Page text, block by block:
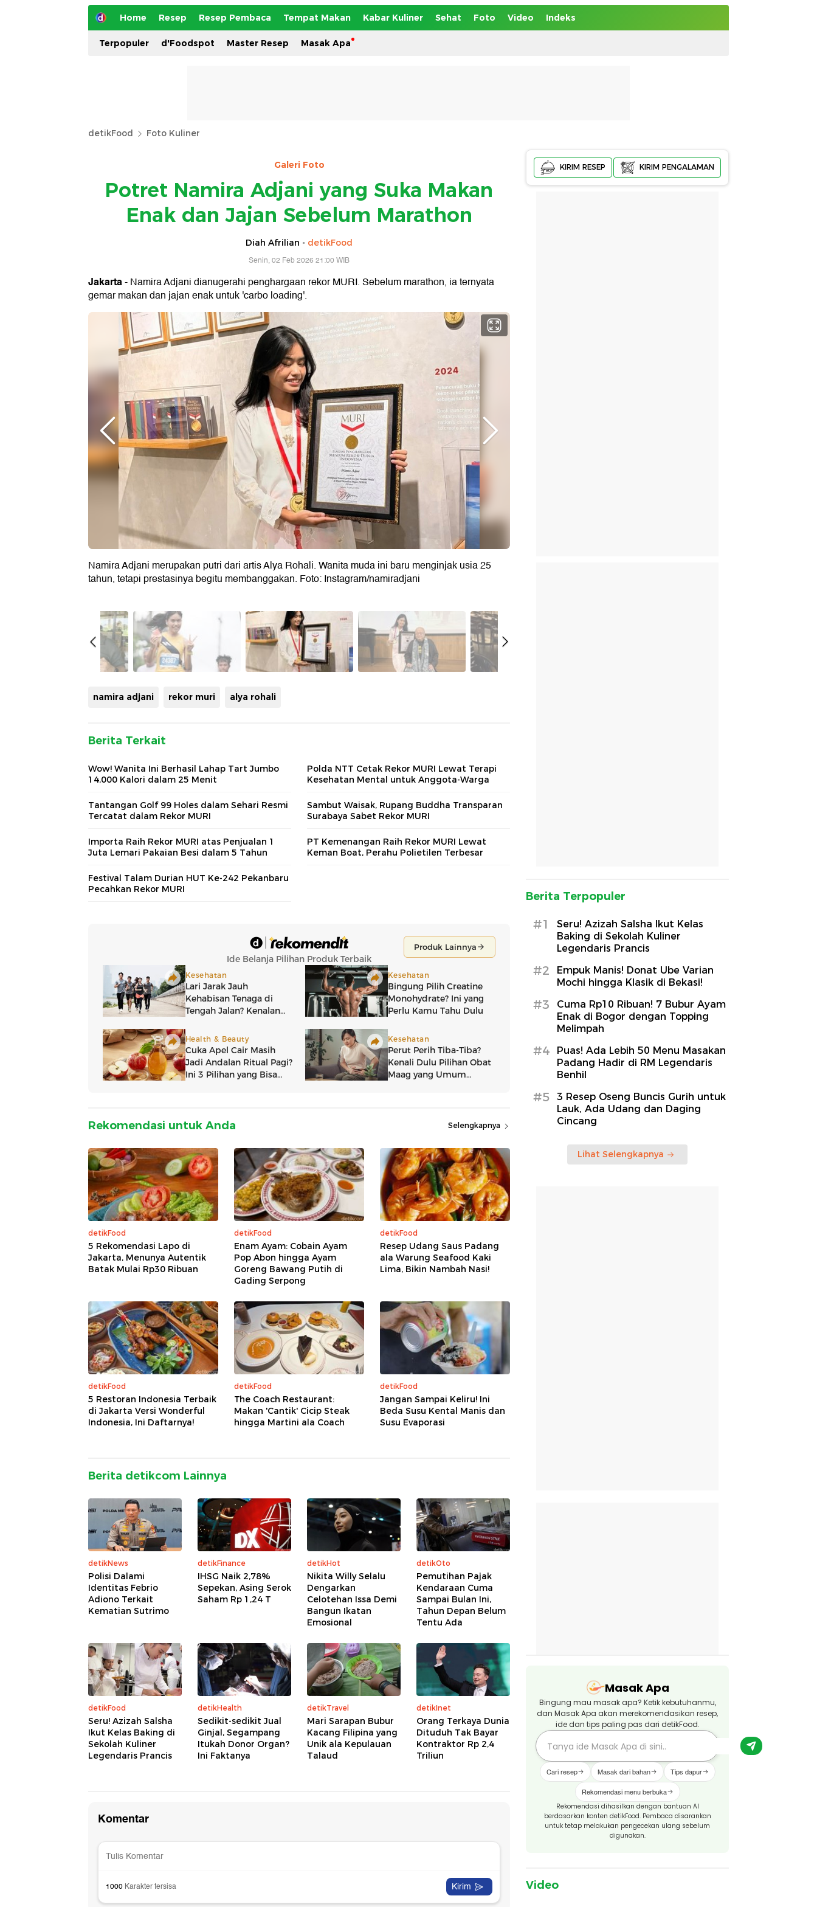
Home Resep Resep Pembaca Tempat Makan Kabar Kuliner Sehat Foto Video Indeks
Terpopuler d'Foodspot Master Resep Masak Apa
detikFood Foto Kuliner
Galeri Foto
Potret Namira Adjani yang Suka Makan
Enak dan Jajan Sebelum Marathon
Diah Afrilian - detikFood
Senin, 02 Feb 2026 21:00 WIB
Jakarta- Namira Adjani dianugerahi penghargaan rekor MURI. Sebelum marathon, ia ternyata
gemar makan dan jajan enak untuk 'carbo loading'.
Namira Adjani merupakan putri dari artis Alya Rohali. Wanita muda ini baru menginjak usia 25
tahun, tetapi prestasinya begitu membanggakan. Foto: Instagram/namiradjani
namira adjani rekor muri alya rohali
Berita Terkait
Wow! Wanita Ini Berhasil Lahap Tart Jumbo
14,000 Kalori dalam 25 Menit
Polda NTT Cetak Rekor MURI Lewat Terapi
Kesehatan Mental untuk Anggota-Warga
Tantangan Golf 99 Holes dalam Sehari Resmi
Tercatat dalam Rekor MURI
Sambut Waisak, Rupang Buddha Transparan
Surabaya Sabet Rekor MURI
Importa Raih Rekor MURI atas Penjualan 1
Juta Lemari Pakaian Besi dalam 5 Tahun
PT Kemenangan Raih Rekor MURI Lewat
Keman Boat, Perahu Polietilen Terbesar
Festival Talam Durian HUT Ke-242 Pekanbaru
Pecahkan Rekor MURI
Rekomendasi untuk Anda Selengkapnya
detikFood
5 Rekomendasi Lapo di
Jakarta, Menunya Autentik
Batak Mulai Rp30 Ribuan
detikFood
Enam Ayam: Cobain Ayam
Pop Abon hingga Ayam
Goreng Bawang Putih di
Gading Serpong
detikFood
Resep Udang Saus Padang
ala Warung Seafood Kaki
Lima, Bikin Nambah Nasi!
detikFood
5 Restoran Indonesia Terbaik
di Jakarta Versi Wonderful
Indonesia, Ini Daftarnya!
detikFood
The Coach Restaurant:
Makan 'Cantik' Cicip Steak
hingga Martini ala Coach
detikFood
Jangan Sampai Keliru! Ini
Beda Susu Kental Manis dan
Susu Evaporasi
Berita detikcom Lainnya
detikNews
Polisi Dalami
Identitas Febrio
Adiono Terkait
Kematian Sutrimo
detikFinance
IHSG Naik 2,78%
Sepekan, Asing Serok
Saham Rp 1,24 T
detikHot
Nikita Willy Selalu
Dengarkan
Celotehan Issa Demi
Bangun Ikatan
Emosional
detikOto
Pemutihan Pajak
Kendaraan Cuma
Sampai Bulan Ini,
Tahun Depan Belum
Tentu Ada
detikFood
Seru! Azizah Salsha
Ikut Kelas Baking di
Sekolah Kuliner
Legendaris Prancis
detikHealth
Sedikit-sedikit Jual
Ginjal, Segampang
Itukah Donor Organ?
Ini Faktanya
detikTravel
Mari Sarapan Bubur
Kacang Filipina yang
Unik ala Kepulauan
Talaud
detikInet
Orang Terkaya Dunia
Dituduh Tak Bayar
Kontraktor Rp 2,4
Triliun
KIRIM RESEP KIRIM PENGALAMAN
Berita Terpopuler
#1
Seru! Azizah Salsha Ikut Kelas
Baking di Sekolah Kuliner
Legendaris Prancis
#2
Empuk Manis! Donat Ube Varian
Mochi hingga Klasik di Bekasi!
#3
Cuma Rp10 Ribuan! 7 Bubur Ayam
Enak di Bogor dengan Topping
Melimpah
#4
Puas! Ada Lebih 50 Menu Masakan
Padang Hadir di RM Legendaris
Benhil
#5
3 Resep Oseng Buncis Gurih untuk
Lauk, Ada Udang dan Daging
Cincang
Lihat Selengkapnya
Masak Apa
Bingung mau masak apa? Ketik kebutuhanmu,
dan Masak Apa akan merekomendasikan resep,
ide dan tips paling pas dari detikFood.
Cari resep Masak dari bahan Tips dapur
Rekomendasi menu berbuka
Rekomendasi dihasilkan dengan bantuan AI
berdasarkan konten detikFood. Pembaca disarankan
untuk tetap melakukan pengecekan ulang sebelum
digunakan.
Video